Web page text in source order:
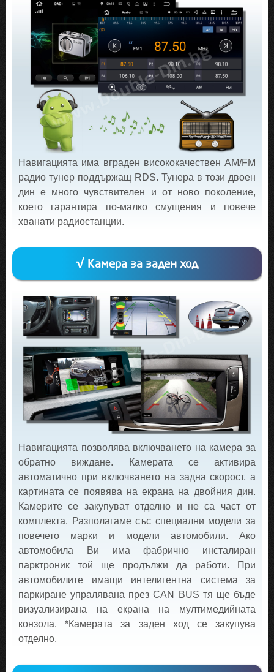
Навигацията има вграден висококачествен AM/FM
радио тунер поддържащ RDS. Тунера в този двоен
дин е много чувствителен и от ново поколение,
което гарантира по-малко смущения и повече
хванати радиостанции.
√ Камера за заден ход
Навигацията позволява включването на камера за
обратно виждане. Камерата се активира
автоматично при включването на задна скорост, а
картината се появява на екрана на двойния дин.
Камерите се закупуват отделно и не са част от
комплекта. Разполагаме със специални модели за
повечето марки и модели автомобили. Ако
автомобила Ви има фабрично инсталиран
парктроник той ще продължи да работи. При
автомобилите имащи интелигентна система за
паркиране упралявана през CAN BUS тя ще бъде
визуализирана на екрана на мултимедийната
конзола. *Камерата за заден ход се закупува
отделно.